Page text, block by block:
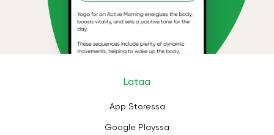
Lataa
App Storessa
Google Playssa